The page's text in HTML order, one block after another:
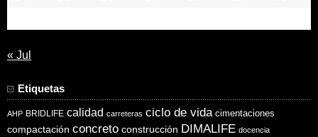
« Jul
Etiquetas
AHP BRIDLIFE calidad carreteras ciclo de vida cimentaciones
compactación concreto construcción DIMALIFE docencia